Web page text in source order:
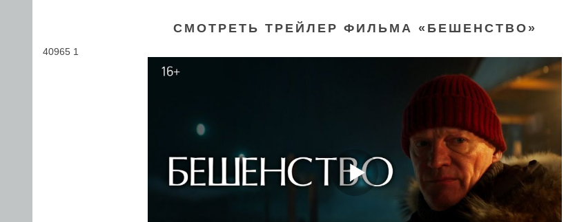
СМОТРЕТЬ ТРЕЙЛЕР ФИЛЬМА «БЕШЕНСТВО»
40965 1